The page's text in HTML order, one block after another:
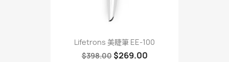
Lifetrons 美睫筆 EE-100
$398.00 $269.00